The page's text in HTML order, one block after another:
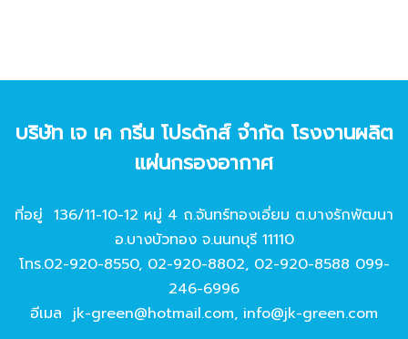
บริษัท เจ เค กรีน โปรดักส์ จํากัด โรงงานผลิต
แผ่นกรองอากาศ
ที่อยู่ 136/11-10-12 หมู่ 4 ถ.จันทร์ทองเอี่ยม ต.บางรักพัฒนา
อ.บางบัวทอง จ.นนทบุรี 11110
โทร.02-920-8550, 02-920-8802, 02-920-8588 099-
246-6996
อีเมล jk-green@hotmail.com, info@jk-green.com